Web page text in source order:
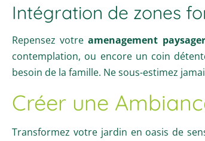
Intégration de zones
Repensez votreamenagement paysager
contemplation, ou encore un coin
besoin de la famille. Ne sous-estimez
Créer une
Transformez votre jardin en oasis de